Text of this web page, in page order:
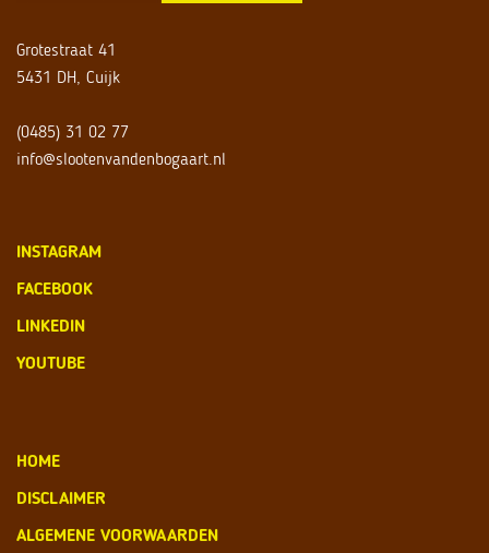
Grotestraat 41
5431 DH, Cuijk
(0485) 31 02 77
info@slootenvandenbogaart.nl
INSTAGRAM
FACEBOOK
LINKEDIN
YOUTUBE
HOME
DISCLAIMER
ALGEMENE VOORWAARDEN